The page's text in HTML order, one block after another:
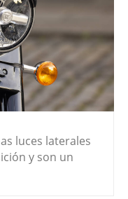
luces laterales
y son un